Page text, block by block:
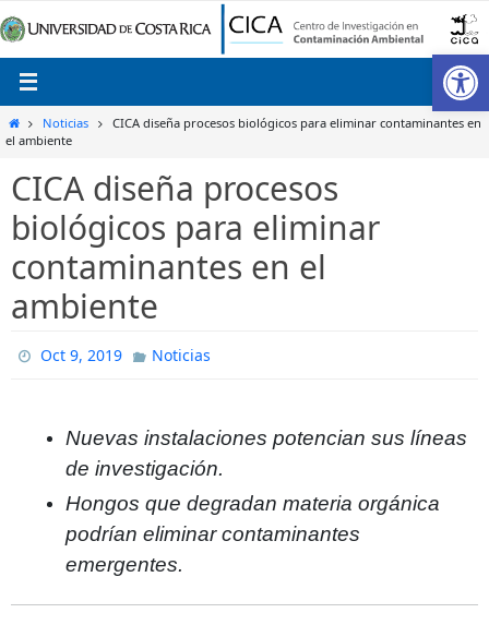
al
contenido
InicioNoticias
CICA diseña procesos biológicos para eliminar contaminantes en
el ambiente
CICA diseña procesos
biológicos para eliminar
contaminantes en el
ambiente
Oct 9, 2019 Noticias
Nuevas instalaciones potencian sus líneas
de investigación.
Hongos que degradan materia orgánica
podrían eliminar contaminantes
emergentes.